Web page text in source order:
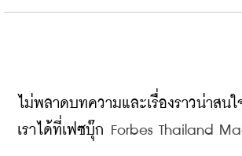
ไม่พลาดบทความและเรื่องราวน่าส
เราได้ที่เฟซบุ๊ก Forbes Thailand